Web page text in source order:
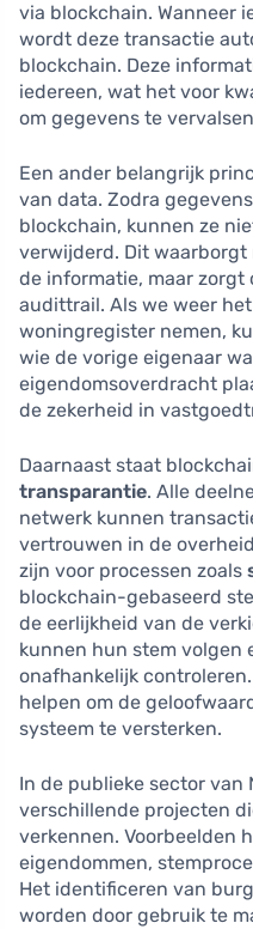
via blockchain. Wanneer
wordt deze transactie
blockchain. Deze
iedereen, wat het voor
om gegevens te
Een ander belangrijk
van data. Zodra
blockchain, kunnen ze
verwijderd. Dit
de informatie, maar zorgt
audittrail. Als we weer
woningregister nemen,
wie de vorige eigenaar
eigendomsoverdracht
de zekerheid in
Daarnaast staat
transparantie. Alle
netwerk kunnen
vertrouwen in de
zijn voor processen zoals
blockchain-gebaseerd
de eerlijkheid van de
kunnen hun stem volgen
onafhankelijk
helpen om de
systeem te versterken.
In de publieke sector van
verschillende projecten
verkennen. Voorbeelden
eigendommen,
Het identificeren van
worden door gebruik te